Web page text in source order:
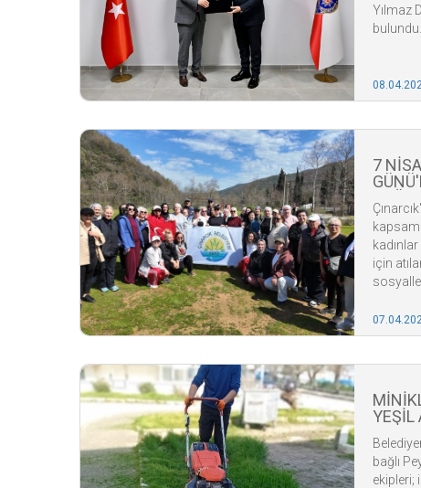
Yılmaz
bulundu.
7
için
YEŞİL
bağlı
ekipleri;